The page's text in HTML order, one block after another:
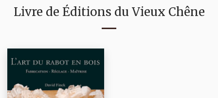
Livre de Éditions du Vieux Chêne